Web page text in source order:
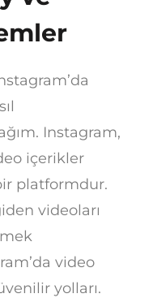
Instagram,
içerikler
platformdur.
videoları
video
yolları.